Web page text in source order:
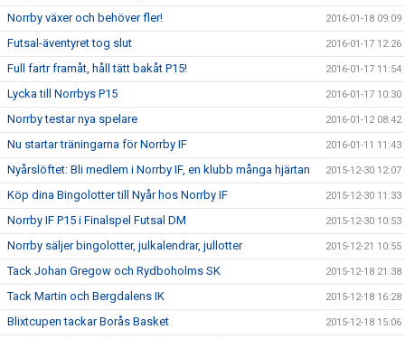
Norrby växer och behöver fler! 2016-01-18 09:09
Futsal-äventyret tog slut 2016-01-17 12:26
Full fartr framåt, håll tätt bakåt P15! 2016-01-17 11:54
Lycka till Norrbys P15 2016-01-17 10:30
Norrby testar nya spelare 2016-01-12 08:42
Nu startar träningarna för Norrby IF 2016-01-11 11:43
Nyårslöftet: Bli medlem i Norrby IF, en klubb många hjärtan 2015-12-30 12:07
Köp dina Bingolotter till Nyår hos Norrby IF 2015-12-30 11:33
Norrby IF P15 i Finalspel Futsal DM 2015-12-30 10:53
Norrby säljer bingolotter, julkalendrar, jullotter 2015-12-21 10:55
Tack Johan Gregow och Rydboholms SK 2015-12-18 21:38
Tack Martin och Bergdalens IK 2015-12-18 16:28
Blixtcupen tackar Borås Basket 2015-12-18 15:06